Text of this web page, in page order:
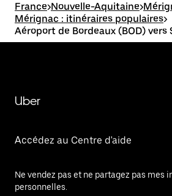
France>Nouvelle-Aquitaine>
Mérignac : itinéraires populaires>
Aéroport de Bordeaux (BOD)
Uber
Accédez au Centre d'aide
Ne vendez pas et ne partagez pas mes
personnelles.